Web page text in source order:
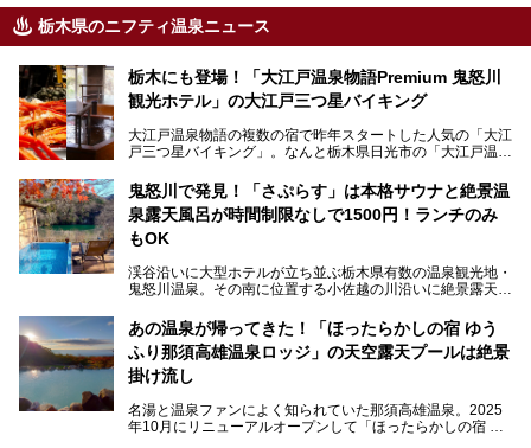
栃木県のニフティ温泉ニュース
栃木にも登場！「大江戸温泉物語Premium 鬼怒川
観光ホテル」の大江戸三つ星バイキング
大江戸温泉物語の複数の宿で昨年スタートした人気の「大江
戸三つ星バイキング」。なんと栃木県日光市の「大江戸温泉
ここは首都圏から1泊で行きやすい鬼怒川温泉の渓流沿いに
建つホテルで、バイキングの他にも天然温泉の大浴場とサウ
ナ、フリーフローサービスのラウンジなど館内で楽しめるス
ポットがたくさんあり、3世代旅行やグループ旅行にもぴっ
たり。
そんな「大江戸温泉物語Premium 鬼怒川観光ホテル」の魅
力を詳しく紹介しちゃいます。
───
提供元：大江戸温泉物語ホテルズ＆リゾーツ株式会社【P
R】
この記事は大江戸温泉物語Premium 鬼怒川観光ホテルのPR
記事です。
鬼怒川で発見！「さぷらす」は本格サウナと絶景温
泉露天風呂が時間制限なしで1500円！ランチのみ
もOK
渓谷沿いに大型ホテルが立ち並ぶ栃木県有数の温泉観光地・
鬼怒川温泉。その南に位置する小佐越の川沿いに絶景露天風
こだわりのサウナ、掛け流しの水風呂、天然温泉の露天風
呂、食事処、休憩室など備えて、決して大規模施設ではあり
ませんが、鬼怒川温泉観光の行き帰りに、はたまたサウナで
一日リフレッシュするための目的地に！ぜひオススメしたい
スポットです。時間制限も無いので1人1,500円でひがな一
日サウナや温泉を楽しんでお昼も食べてごろごろできちゃい
ますよ。
あの温泉が帰ってきた！「ほったらかしの宿 ゆう
ふり那須高雄温泉ロッジ」の天空露天プールは絶景
掛け流し
名湯と温泉ファンによく知られていた那須高雄温泉。2025
年10月にリニューアルオープンして「ほったらかしの宿 ゆ